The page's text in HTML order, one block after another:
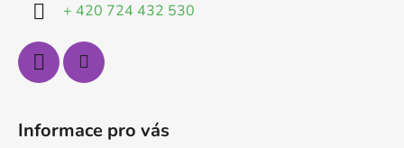
+ 420 724 432 530
Informace pro vás